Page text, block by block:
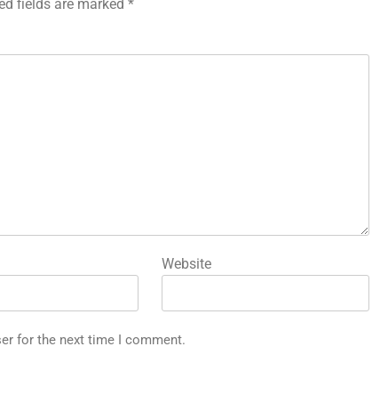
fields are marked *
Website
for the next time I comment.